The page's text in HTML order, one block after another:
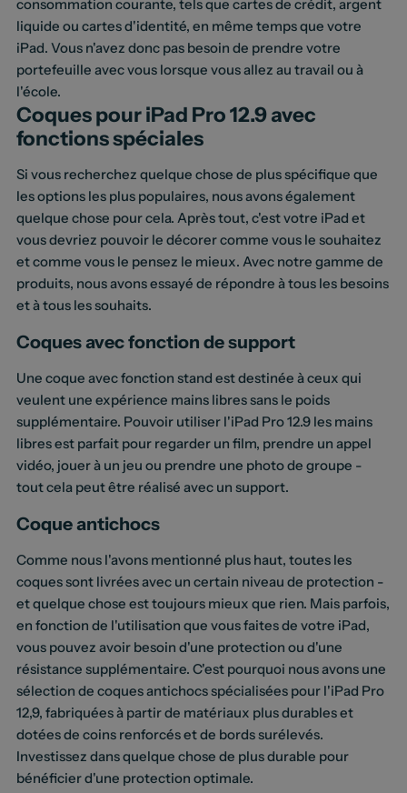
consommation courante, tels que cartes de crédit, argent
liquide ou cartes d'identité, en même temps que votre
iPad. Vous n'avez donc pas besoin de prendre votre
portefeuille avec vous lorsque vous allez au travail ou à
l'école.
Coques pour iPad Pro 12.9 avec
fonctions spéciales
Si vous recherchez quelque chose de plus spécifique que
les options les plus populaires, nous avons également
quelque chose pour cela. Après tout, c'est votre iPad et
vous devriez pouvoir le décorer comme vous le souhaitez
et comme vous le pensez le mieux. Avec notre gamme de
produits, nous avons essayé de répondre à tous les besoins
et à tous les souhaits.
Coques avec fonction de support
Une coque avec fonction stand est destinée à ceux qui
veulent une expérience mains libres sans le poids
supplémentaire. Pouvoir utiliser l'iPad Pro 12.9 les mains
libres est parfait pour regarder un film, prendre un appel
vidéo, jouer à un jeu ou prendre une photo de groupe -
tout cela peut être réalisé avec un support.
Coque antichocs
Comme nous l'avons mentionné plus haut, toutes les
coques sont livrées avec un certain niveau de protection -
et quelque chose est toujours mieux que rien. Mais parfois,
en fonction de l'utilisation que vous faites de votre iPad,
vous pouvez avoir besoin d'une protection ou d'une
résistance supplémentaire. C'est pourquoi nous avons une
sélection de coques antichocs spécialisées pour l'iPad Pro
12,9, fabriquées à partir de matériaux plus durables et
dotées de coins renforcés et de bords surélevés.
Investissez dans quelque chose de plus durable pour
bénéficier d'une protection optimale.